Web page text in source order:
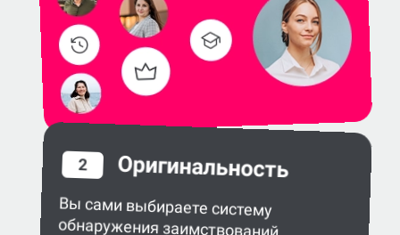
2 Оригинальность
Вы сами выбираете систему
обнаружения заимствований
в работе — eTXT, «Антиплагиат»